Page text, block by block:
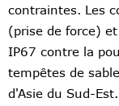
contraintes. Les
(prise de force)
IP67 contre la
tempêtes de
d'Asie du Sud-